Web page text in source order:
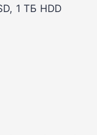
1 ТБ HDD